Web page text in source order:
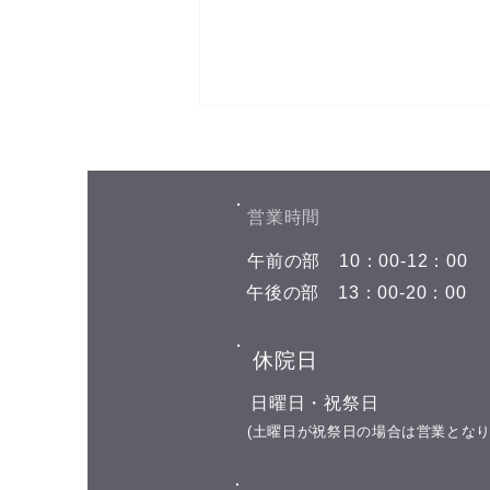
空き状況をお知らせします 8月7
空きがありません 午後の部 空き
がありません 8月8日(土) 午前の
15:00 16:00 17:00 18:00 8月9日
(日) お休み 8月10日(月) 午前の部
11:00 午後の部 お選び頂けます 8
月11日(火) 山の日の祝日 お休み
​営業時間
​午前の部 ​10：00-12：00
​午後の部 ​13：00-20：00
​休院日
​日曜日・祝祭日
​(土曜日が祝祭日の場合は営業とな